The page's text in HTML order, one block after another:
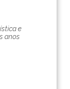
e
anos